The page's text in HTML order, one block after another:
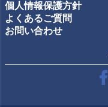
個人情報保護方針
よくあるご質問
お問い合わせ